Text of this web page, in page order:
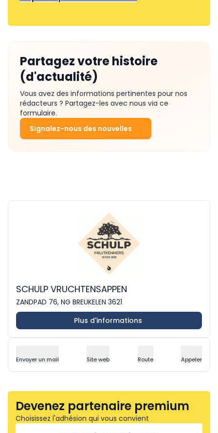
Partagez votre histoire
(d'actualité)
Vous avez des informations pertinentes pour nos
rédacteurs ? Partagez-les avec nous via ce
formulaire.
Signalez-nous des nouvelles
SCHULP VRUCHTENSAPPEN
ZANDPAD 76, NG BREUKELEN 3621
Plus d'informations
Envoyer un mail Site web Route Appeler
Devenez partenaire premium
Choisissez l'adhésion qui vous convient